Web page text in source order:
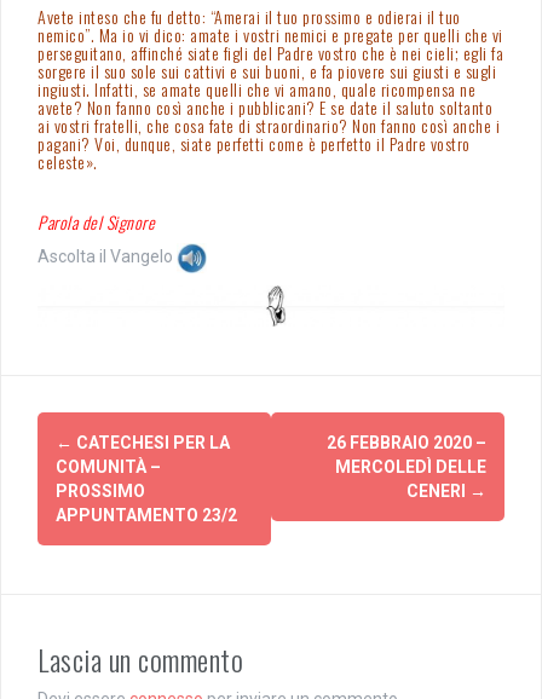
Avete inteso che fu detto: “Amerai il tuo prossimo e odierai il tuo
nemico”. Ma io vi dico: amate i vostri nemici e pregate per quelli che vi
perseguitano, affinché siate figli del Padre vostro che è nei cieli; egli fa
sorgere il suo sole sui cattivi e sui buoni, e fa piovere sui giusti e sugli
ingiusti. Infatti, se amate quelli che vi amano, quale ricompensa ne
avete? Non fanno così anche i pubblicani? E se date il saluto soltanto
ai vostri fratelli, che cosa fate di straordinario? Non fanno così anche i
pagani? Voi, dunque, siate perfetti come è perfetto il Padre vostro
celeste».
Parola del Signore
Ascolta il Vangelo
Post
navigation
← CATECHESI PER LA
COMUNITÀ –
PROSSIMO
APPUNTAMENTO 23/2
26 FEBBRAIO 2020 –
MERCOLEDÌ DELLE
CENERI
→
Lascia un commento